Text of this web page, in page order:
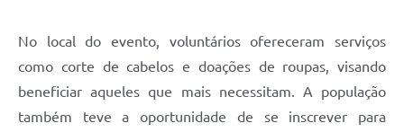
No local do evento, voluntários ofereceram serviços
como corte de cabelos e doações de roupas, visando
beneficiar aqueles que mais necessitam. A população
também teve a oportunidade de se inscrever para